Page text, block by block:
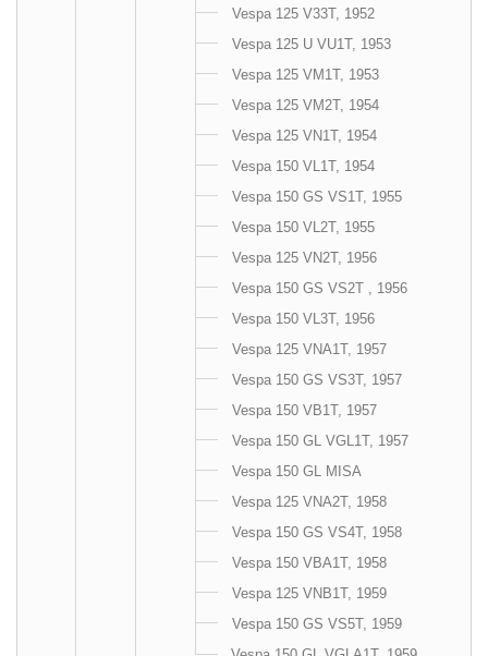
Vespa 125 V33T, 1952
Vespa 125 U VU1T, 1953
Vespa 125 VM1T, 1953
Vespa 125 VM2T, 1954
Vespa 125 VN1T, 1954
Vespa 150 VL1T, 1954
Vespa 150 GS VS1T, 1955
Vespa 150 VL2T, 1955
Vespa 125 VN2T, 1956
Vespa 150 GS VS2T , 1956
Vespa 150 VL3T, 1956
Vespa 125 VNA1T, 1957
Vespa 150 GS VS3T, 1957
Vespa 150 VB1T, 1957
Vespa 150 GL VGL1T, 1957
Vespa 150 GL MISA
Vespa 125 VNA2T, 1958
Vespa 150 GS VS4T, 1958
Vespa 150 VBA1T, 1958
Vespa 125 VNB1T, 1959
Vespa 150 GS VS5T, 1959